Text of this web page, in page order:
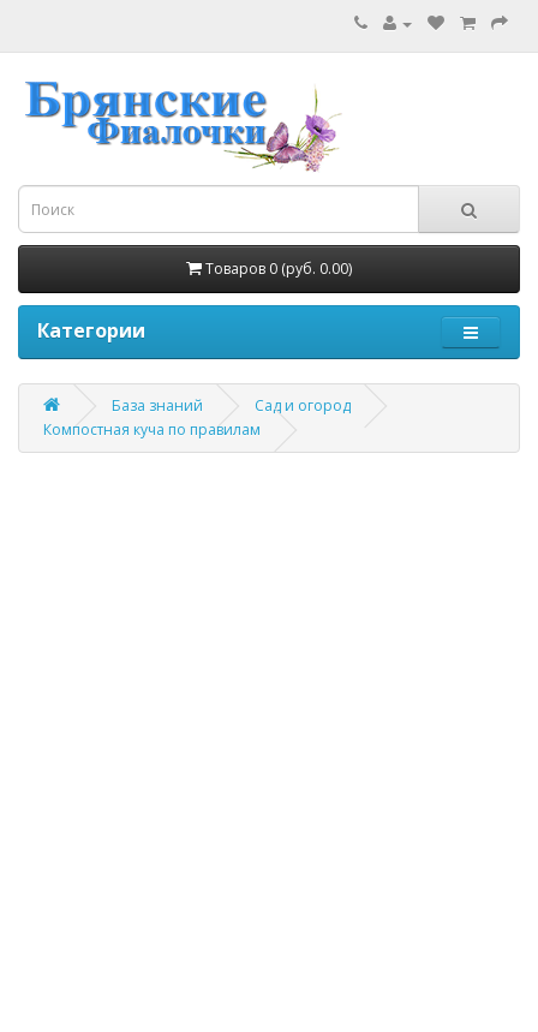
Товаров 0 (руб. 0.00)
Категории
База знаний
Сад и огород
Компостная куча по правилам